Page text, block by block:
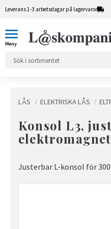
Leverans 1-3 arbetsdagar på lagervaror
LÅS ELEKTRISKA LÅS
Konsol L3,
Justerbar L-konsol för